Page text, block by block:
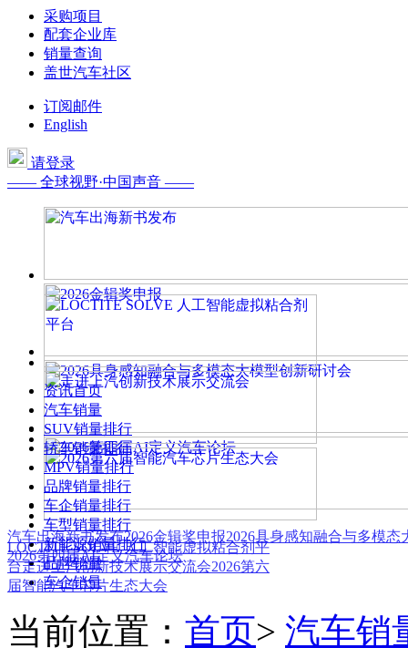
采购项目
配套企业库
销量查询
盖世汽车社区
订阅邮件
English
请登录
—— 全球视野·中国声音 ——
汽车出海新书发布2026金辑奖申报2026具身感知融合与多模态
2026第四届AI定义汽车论坛
LOCTITE SOLVE 人工智能虚拟粘合剂平
台走进上汽创新技术展示交流会2026第六
届智能汽车芯片生态大会
资讯首页
汽车销量
SUV销量排行
轿车销量排行
MPV销量排行
品牌销量排行
车企销量排行
车型销量排行
新能源销量排行
品牌销量
车企销量
当前位置： 首页> 汽车销